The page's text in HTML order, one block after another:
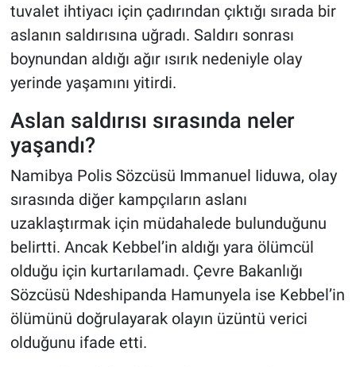
tuvalet ihtiyacı için çadırından çıktığı sırada bir
aslanın saldırısına uğradı. Saldırı sonrası
boynundan aldığı ağır ısırık nedeniyle olay
yerinde yaşamını yitirdi.
Aslan saldırısı sırasında neler
yaşandı?
Namibya Polis Sözcüsü Immanuel Iiduwa, olay
sırasında diğer kampçıların aslanı
uzaklaştırmak için müdahalede bulunduğunu
belirtti. Ancak Kebbel’in aldığı yara ölümcül
olduğu için kurtarılamadı. Çevre Bakanlığı
Sözcüsü Ndeshipanda Hamunyela ise Kebbel’in
ölümünü doğrulayarak olayın üzüntü verici
olduğunu ifade etti.